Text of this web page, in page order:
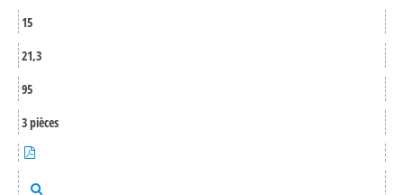
15
21,3
95
3 pièces